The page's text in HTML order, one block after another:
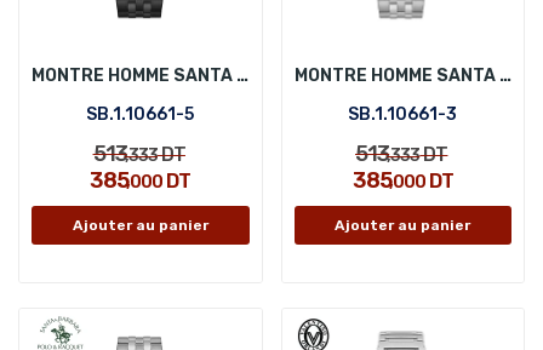
MONTRE HOMME SANTA BARBARA POLO SB.1.10661-5
SB.1.10661-5
513,333DT
385,000 DT
Ajouter au panier
MONTRE HOMME SANTA BARBARA POLO SB.1.10661-3
SB.1.10661-3
513,333DT
385,000DT
Ajouter au panier